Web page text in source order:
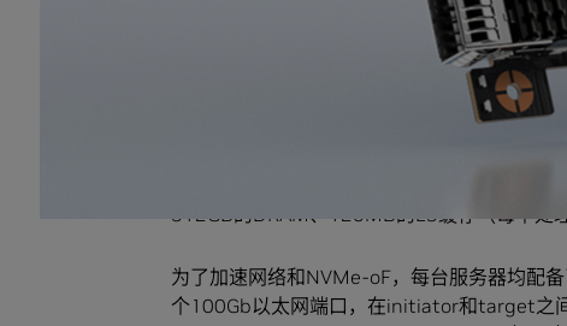
BlueField所达到的4150万IOPS，是之前使
性能是通过连接两台快速Hewlett Packard
中的一台作为应用服务器（存储initiator）
512GB的DRAM、120MB的L3缓存（每个处
为了加速网络和NVMe-oF，每台服务器均配
个100Gb以太网端口，在initiator和target之